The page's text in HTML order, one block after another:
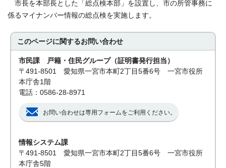
市長を本部長とした「総点検本部」を設置し、市の所管事務に
係るマイナンバー情報の総点検を実施します。
このページに関するお問い合わせ
市民課 戸籍・住民グループ（証明書発行担当）
〒491-8501 愛知県一宮市本町2丁目5番6号 一宮市役所
本庁舎1階
電話：0586-28-8971
お問い合わせは専用フォームをご利用ください。
情報システム課
〒491-8501 愛知県一宮市本町2丁目5番6号 一宮市役所
本庁舎5階